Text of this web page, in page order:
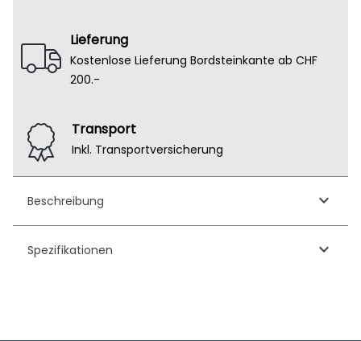
Lieferung
Kostenlose Lieferung Bordsteinkante ab CHF
200.-
Transport
Inkl. Transportversicherung
Beschreibung keyboard_arrow_down
Spezifikationen keyboard_arrow_down